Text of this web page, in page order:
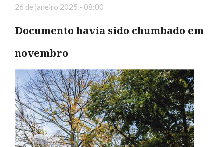
26 de janeiro 2025 - 08:00
Documento havia sido chumbado em
novembro